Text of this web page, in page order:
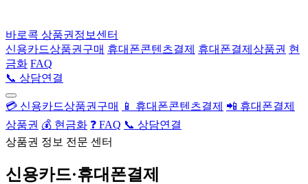
바로콕 상품권정보센터
신용카드상품권구매 휴대폰콘텐츠결제 휴대폰결제상품권 현
금화 FAQ
📞 상담연결
💳 신용카드상품권구매 📱 휴대폰콘텐츠결제 📲 휴대폰결제
상품권 💰 현금화 ❓ FAQ 📞 상담연결
상품권 정보 전문 센터
신용카드·휴대폰결제